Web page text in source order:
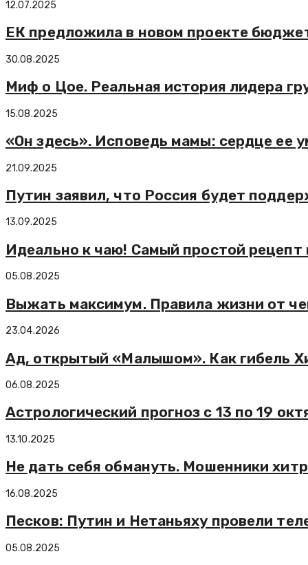
12.07.2025
ЕК предложила в новом проекте
30.08.2025
Миф о Цое. Реальная история лидера
15.08.2025
«Он здесь». Исповедь мамы: сердце ее
21.09.2025
Путин заявил, что Россия будет
13.09.2025
Идеально к чаю! Самый простой рецепт
05.08.2025
Выжать максимум. Правила жизни от
23.04.2026
Ад, открытый «Малышом». Как гибель
06.08.2025
Астрологический прогноз с 13 по 19
13.10.2025
Не дать себя обмануть. Мошенники
16.08.2025
Песков: Путин и Нетаньяху провели
05.08.2025